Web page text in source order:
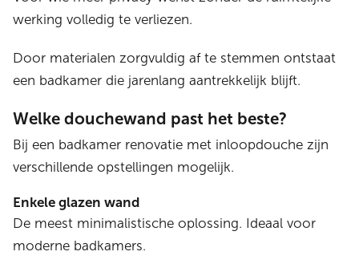
werking volledig te verliezen.
Door materialen zorgvuldig af te stemmen ontstaat
een badkamer die jarenlang aantrekkelijk blijft.
Welke douchewand past het beste?
Bij een badkamer renovatie met inloopdouche zijn
verschillende opstellingen mogelijk.
Enkele glazen wand
De meest minimalistische oplossing. Ideaal voor
moderne badkamers.